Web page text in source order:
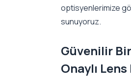
optisyenlerimize
sunuyoruz.
Güvenilir
Onaylı